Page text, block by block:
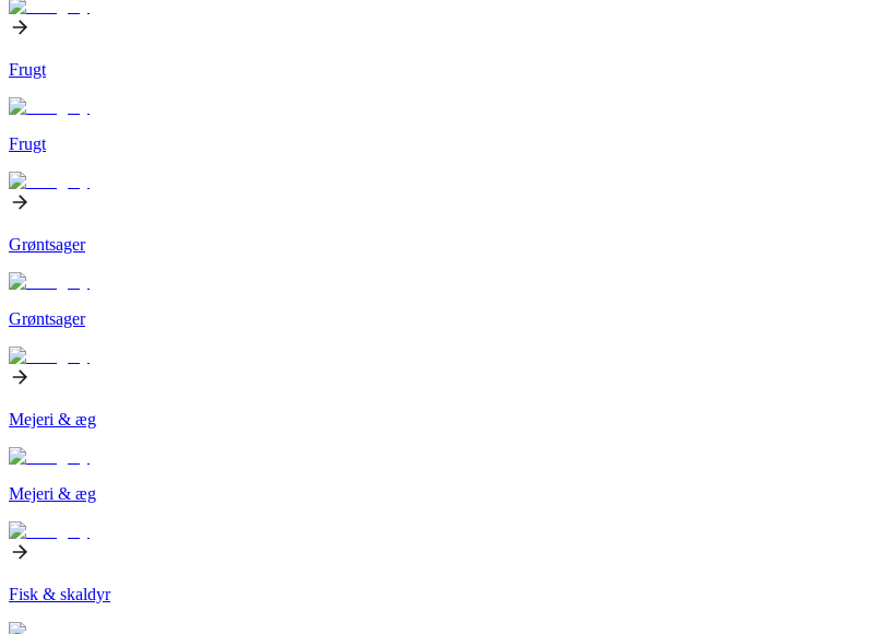
Frugt
Frugt
Grøntsager
Grøntsager
Mejeri & æg
Mejeri & æg
Fisk & skaldyr